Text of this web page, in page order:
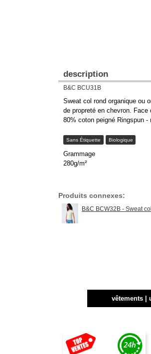
description
B&C BCU31B
Sweat col rond organique ou
de propreté en chevron.
80% coton peigné Ringspun
Sans Étiquette Biologique
Grammage
280g/m²
Produits connexes:
B&C BCW32B - Sweat
vêtements |